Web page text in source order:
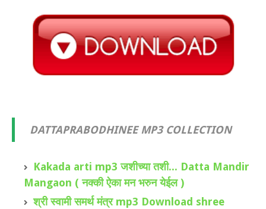
DATTAPRABODHINEE MP3 COLLECTION
Kakada arti mp3 जशीच्या तशी... Datta Mandir
Mangaon ( नक्की ऐका मन भरुन येईल )
श्री स्वामी समर्थ मंत्र mp3 Download shree